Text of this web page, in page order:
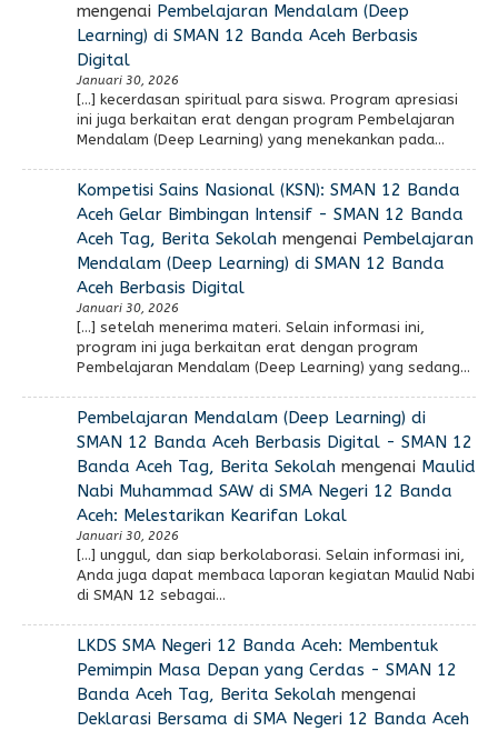
mengenai Pembelajaran Mendalam (Deep
Learning) di SMAN 12 Banda Aceh Berbasis
Digital
Januari 30, 2026
[…] kecerdasan spiritual para siswa. Program apresiasi
ini juga berkaitan erat dengan program Pembelajaran
Mendalam (Deep Learning) yang menekankan pada…
Kompetisi Sains Nasional (KSN): SMAN 12 Banda
Aceh Gelar Bimbingan Intensif - SMAN 12 Banda
Aceh Tag, Berita Sekolahmengenai Pembelajaran
Mendalam (Deep Learning) di SMAN 12 Banda
Aceh Berbasis Digital
Januari 30, 2026
[…] setelah menerima materi. Selain informasi ini,
program ini juga berkaitan erat dengan program
Pembelajaran Mendalam (Deep Learning) yang sedang…
Pembelajaran Mendalam (Deep Learning) di
SMAN 12 Banda Aceh Berbasis Digital - SMAN 12
Banda Aceh Tag, Berita Sekolahmengenai Maulid
Nabi Muhammad SAW di SMA Negeri 12 Banda
Aceh: Melestarikan Kearifan Lokal
Januari 30, 2026
[…] unggul, dan siap berkolaborasi. Selain informasi ini,
Anda juga dapat membaca laporan kegiatan Maulid Nabi
di SMAN 12 sebagai…
LKDS SMA Negeri 12 Banda Aceh: Membentuk
Pemimpin Masa Depan yang Cerdas - SMAN 12
Banda Aceh Tag, Berita Sekolahmengenai
Deklarasi Bersama di SMA Negeri 12 Banda Aceh